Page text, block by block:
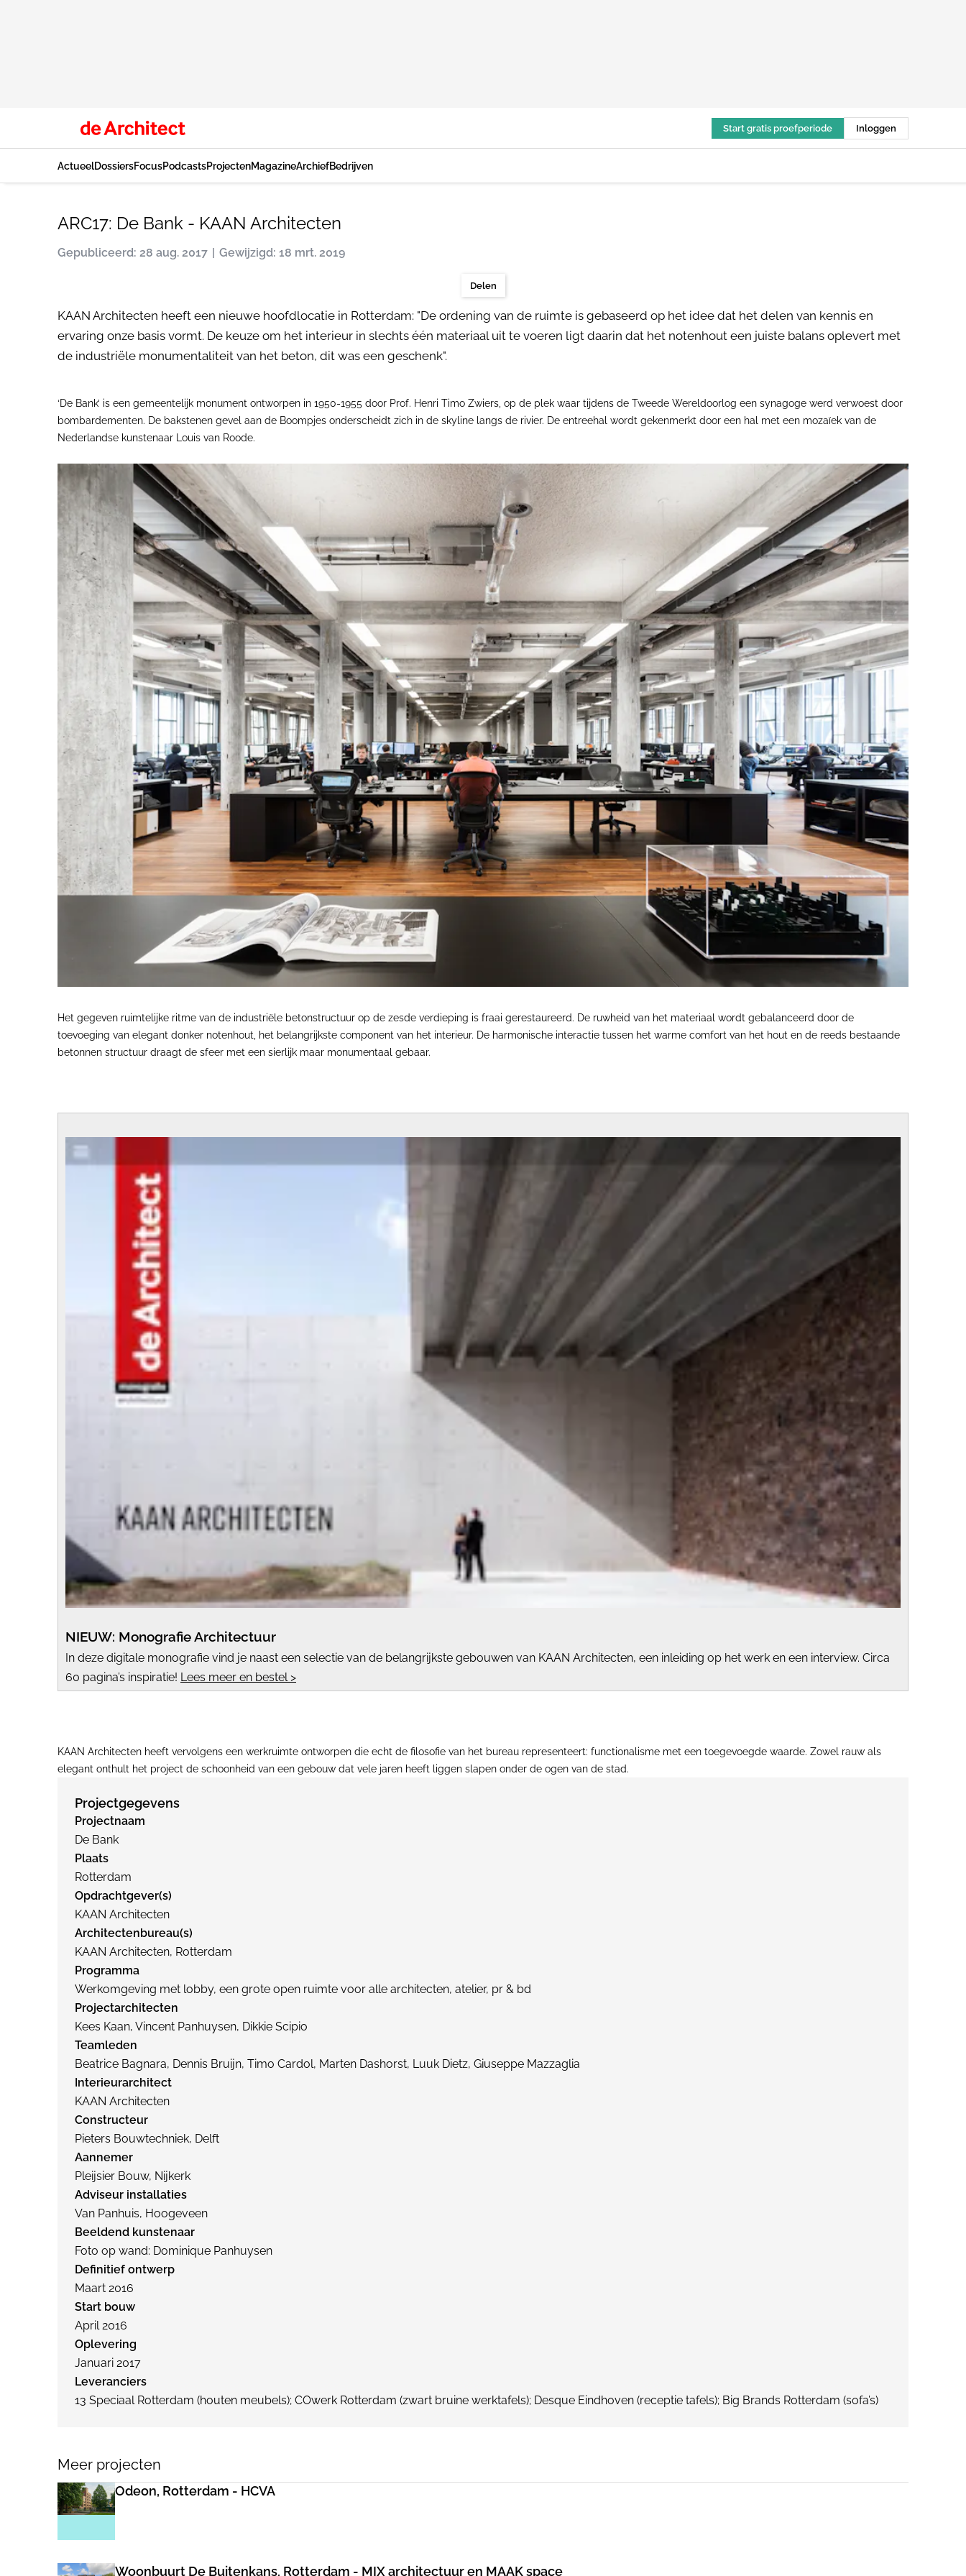
Start gratis proefperiode Inloggen
ActueelDossiersFocusPodcastsProjectenMagazineArchiefBedrijven
ARC17: De Bank - KAAN Architecten
Gepubliceerd: 28 aug. 2017 Gewijzigd: 18 mrt. 2019
Delen
KAAN Architecten heeft een nieuwe hoofdlocatie in Rotterdam: "De ordening van de ruimte is gebaseerd op het idee dat het delen van kennis en
ervaring onze basis vormt. De keuze om het interieur in slechts één materiaal uit te voeren ligt daarin dat het notenhout een juiste balans oplevert met
de industriële monumentaliteit van het beton, dit was een geschenk".
‘De Bank’ is een gemeentelijk monument ontworpen in 1950-1955 door Prof. Henri Timo Zwiers, op de plek waar tijdens de Tweede Wereldoorlog een synagoge werd verwoest door
bombardementen. De bakstenen gevel aan de Boompjes onderscheidt zich in de skyline langs de rivier. De entreehal wordt gekenmerkt door een hal met een mozaïek van de
Nederlandse kunstenaar Louis van Roode.
Het gegeven ruimtelijke ritme van de industriële betonstructuur op de zesde verdieping is fraai gerestaureerd. De ruwheid van het materiaal wordt gebalanceerd door de
toevoeging van elegant donker notenhout, het belangrijkste component van het interieur. De harmonische interactie tussen het warme comfort van het hout en de reeds bestaande
betonnen structuur draagt de sfeer met een sierlijk maar monumentaal gebaar.
NIEUW: Monografie Architectuur
In deze digitale monografie vind je naast een selectie van de belangrijkste gebouwen van KAAN Architecten, een inleiding op het werk en een interview. Circa
60 pagina’s inspiratie! Lees meer en bestel >
KAAN Architecten heeft vervolgens een werkruimte ontworpen die echt de filosofie van het bureau representeert: functionalisme met een toegevoegde waarde. Zowel rauw als
elegant onthult het project de schoonheid van een gebouw dat vele jaren heeft liggen slapen onder de ogen van de stad.
Projectgegevens
Projectnaam
De Bank
Plaats
Rotterdam
Opdrachtgever(s)
KAAN Architecten
Architectenbureau(s)
KAAN Architecten, Rotterdam
Programma
Werkomgeving met lobby, een grote open ruimte voor alle architecten, atelier, pr & bd
Projectarchitecten
Kees Kaan, Vincent Panhuysen, Dikkie Scipio
Teamleden
Beatrice Bagnara, Dennis Bruijn, Timo Cardol, Marten Dashorst, Luuk Dietz, Giuseppe Mazzaglia
Interieurarchitect
KAAN Architecten
Constructeur
Pieters Bouwtechniek, Delft
Aannemer
Pleijsier Bouw, Nijkerk
Adviseur installaties
Van Panhuis, Hoogeveen
Beeldend kunstenaar
Foto op wand: Dominique Panhuysen
Definitief ontwerp
Maart 2016
Start bouw
April 2016
Oplevering
Januari 2017
Leveranciers
13 Speciaal Rotterdam (houten meubels); COwerk Rotterdam (zwart bruine werktafels); Desque Eindhoven (receptie tafels); Big Brands Rotterdam (sofa’s)
Meer projecten
Odeon, Rotterdam - HCVA
Woonbuurt De Buitenkans, Rotterdam - MIX architectuur en MAAK space